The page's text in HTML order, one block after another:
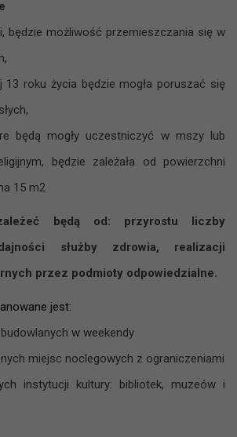
będzie możliwość przemieszczania się w
13 roku życia będzie mogła poruszać się
będą mogły uczestniczyć w mszy lub
będzie zależała od powierzchni
15 m2
będą od: przyrostu liczby
służby zdrowia, realizacji
przez podmioty odpowiedzialne.
jest:
w weekendy
miejsc noclegowych z ograniczeniami
instytucji kultury: bibliotek, muzeów i